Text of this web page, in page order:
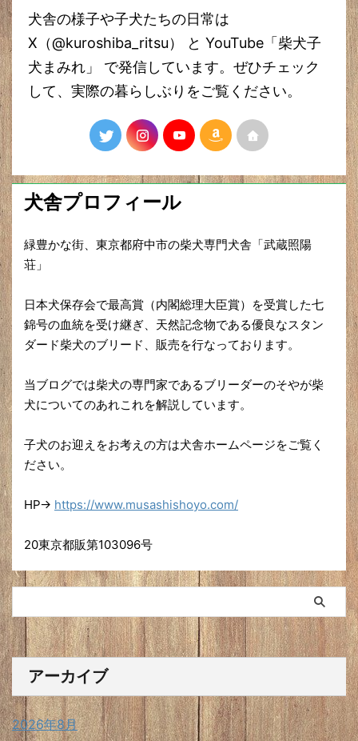
犬舎の様子や子犬たちの日常は
X（@kuroshiba_ritsu） と YouTube「柴犬子
犬まみれ」 で発信しています。ぜひチェック
して、実際の暮らしぶりをご覧ください。
犬舎プロフィール
緑豊かな街、東京都府中市の柴犬専門犬舎「武蔵照陽
荘」
日本犬保存会で最高賞（内閣総理大臣賞）を受賞した七
錦号の血統を受け継ぎ、天然記念物である優良なスタン
ダード柴犬のブリード、販売を行なっております。
当ブログでは柴犬の専門家であるブリーダーのそやが柴
犬についてのあれこれを解説しています。
子犬のお迎えをお考えの方は犬舎ホームページをご覧く
ださい。
HP→ https://www.musashishoyo.com/
20東京都販第103096号
アーカイブ
2026年8月